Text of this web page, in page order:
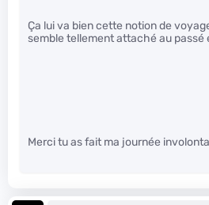
Ça lui va bien cette notion de
semble tellement attaché au passé
Merci tu as fait ma journée